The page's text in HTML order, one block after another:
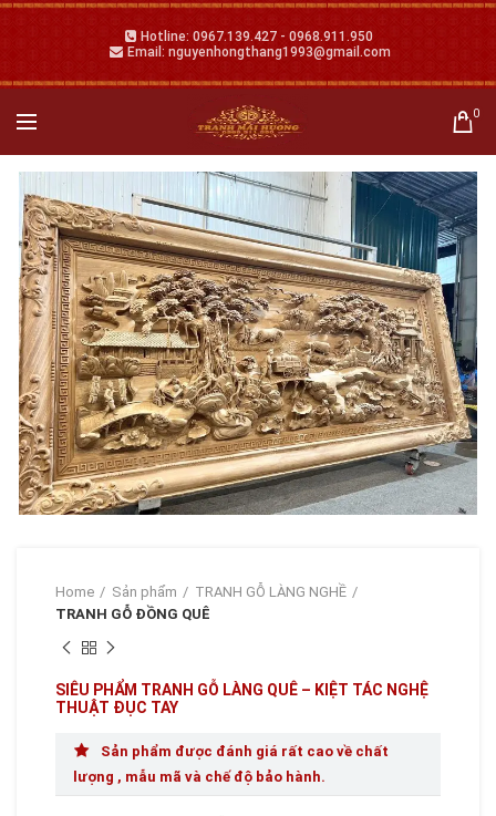
Hotline: 0967.139.427 - 0968.911.950
Email: nguyenhongthang1993@gmail.com
0
Home Sản phẩm
TRANH GỖ LÀNG NGHỀ
TRANH GỖ ĐỒNG QUÊ
SIÊU PHẨM TRANH GỖ LÀNG QUÊ – KIỆT TÁC NGHỆ
THUẬT ĐỤC TAY
Sản phẩm được đánh giá rất cao về chất
lượng , mẫu mã và chế độ bảo hành.